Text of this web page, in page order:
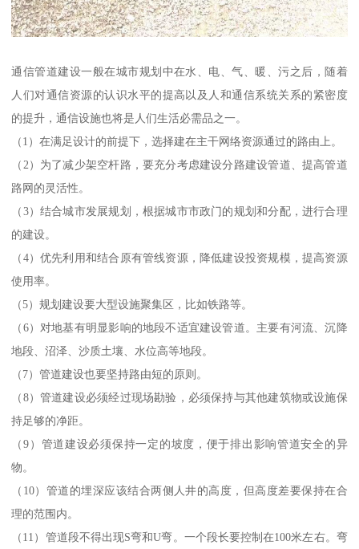
通信管道建设一般在城市规划中在水、电、气、暖、污之后，随着
人们对通信资源的认识水平的提高以及人和通信系统关系的紧密度
的提升，通信设施也将是人们生活必需品之一。
（1）在满足设计的前提下，选择建在主干网络资源通过的路由上。
（2）为了减少架空杆路，要充分考虑建设分路建设管道、提高管道
路网的灵活性。
（3）结合城市发展规划，根据城市市政门的规划和分配，进行合理
的建设。
（4）优先利用和结合原有管线资源，降低建设投资规模，提高资源
使用率。
（5）规划建设要大型设施聚集区，比如铁路等。
（6）对地基有明显影响的地段不适宜建设管道。主要有河流、沉降
地段、沼泽、沙质土壤、水位高等地段。
（7）管道建设也要坚持路由短的原则。
（8）管道建设必须经过现场勘验，必须保持与其他建筑物或设施保
持足够的净距。
（9）管道建设必须保持一定的坡度，便于排出影响管道安全的异
物。
（10）管道的埋深应该结合两侧人井的高度，但高度差要保持在合
理的范围内。
（11）管道段不得出现S弯和U弯。一个段长要控制在100米左右。弯